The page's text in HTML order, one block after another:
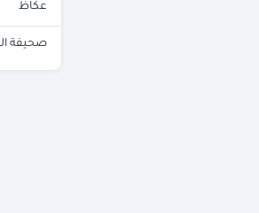
عكاظ
صحيفة